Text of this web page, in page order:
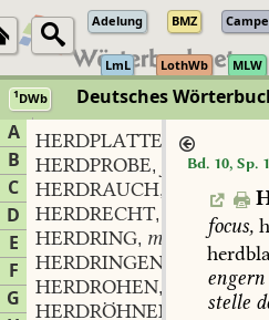
Adelung BMZ Campe
LmL LothWb MLW
1DWb Deutsches
A
B
C
D
E
F
G
HERDPLATTE
f.
HERDPROBE,
HERDRAUCH,
HERDRECHT,
HERDRING, m.
HERDRINGEN
verb.
HERDROHEN,
HERDRÖHNEN
verb.
Bd. 10, Sp.
focus,
engern
stelle